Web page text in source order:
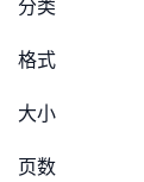
分类
格式
大小
页数